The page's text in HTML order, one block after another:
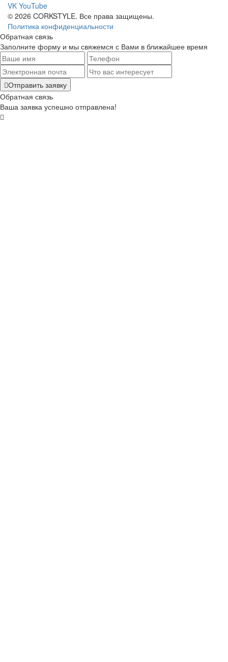
VK YouTube
© 2026 CORKSTYLE. Все права защищены.
Политика конфиденциальности
Обратная связь
Заполните форму и мы свяжемся с Вами в ближайшее время
Отправить заявку
Обратная связь
Ваша заявка успешно отправлена!